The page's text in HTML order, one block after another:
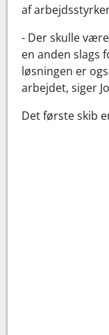
af
- Der skulle
en anden slags
løsningen er
arbejdet, siger
Det første skib